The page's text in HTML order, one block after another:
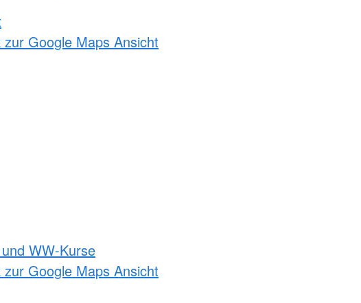
zur Google Maps Ansicht
WW-Kurse
zur Google Maps Ansicht